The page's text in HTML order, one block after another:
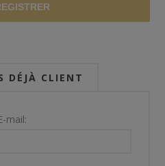
DÉJÀ CLIENT
mail: